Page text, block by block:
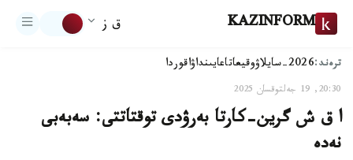
KAZINFORM ق ز
ترەند:2026-سايلاۋ وقيعاتاعايىنداۋاقوردا
20:30, 19 جەلتوقسان 2025
ا ق ش گرين-كارتا بەرۋدى توقتاتتى: سەبەبى
نەدە